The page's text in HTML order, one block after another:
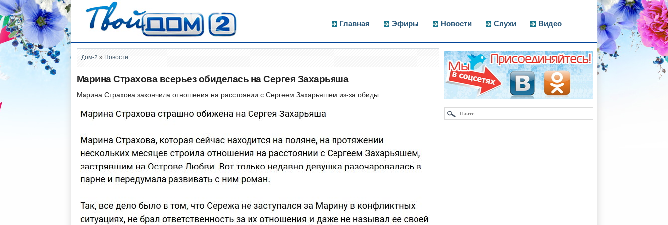
Главная Эфиры Новости Слухи Видео
Дом-2 » Новости
Марина Страхова всерьез обиделась на Сергея Захарьяша
Марина Страхова закончила отношения на расстоянии с Сергеем Захарьяшем из-за обиды.